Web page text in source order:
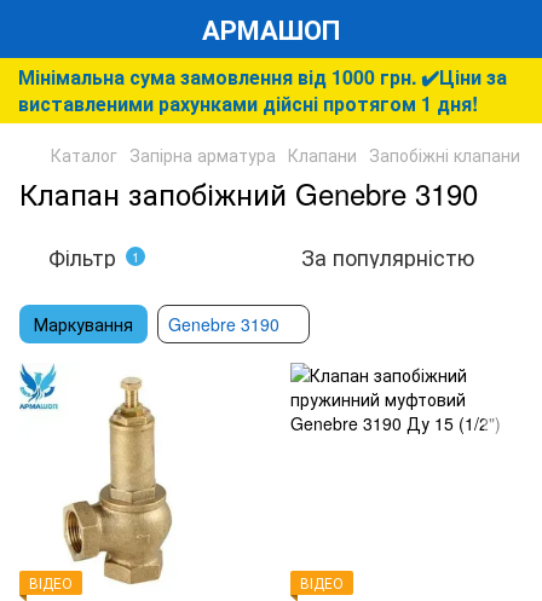
АРМАШОП
Мінімальна сума замовлення від 1000 грн. ✔️Ціни за
виставленими рахунками дійсні протягом 1 дня!
Каталог Запірна арматура Клапани Запобіжні клапани
Клапан запобіжний Genebre 3190
Фільтр 1 За популярністю
Маркування Genebre 3190
ВІДЕО ВІДЕО